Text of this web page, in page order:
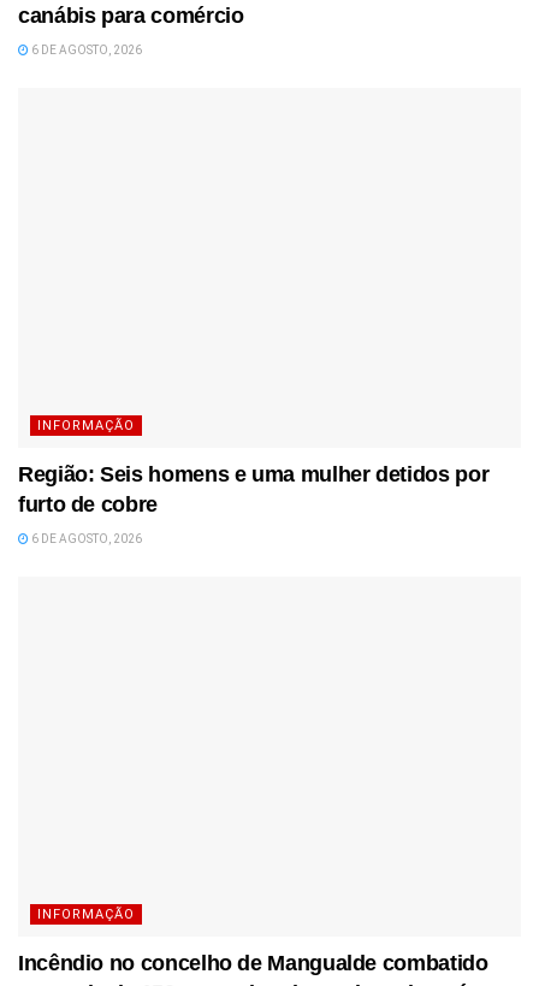
canábis para comércio
6 DE AGOSTO, 2026
INFORMAÇÃO
Região: Seis homens e uma mulher detidos por
furto de cobre
6 DE AGOSTO, 2026
INFORMAÇÃO
Incêndio no concelho de Mangualde combatido